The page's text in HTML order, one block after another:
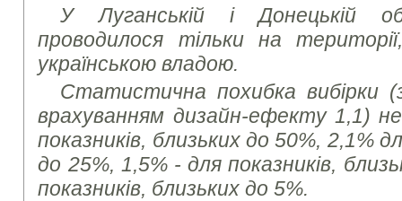
У Луганській і Донецькій
проводилося тільки на
українською владою.
Статистична похибка вибірки
врахуванням дизайн-ефекту 1,1)
показників, близьких до 50%, 2,1%
до 25%, 1,5% - для показників,
показників, близьких до 5%.